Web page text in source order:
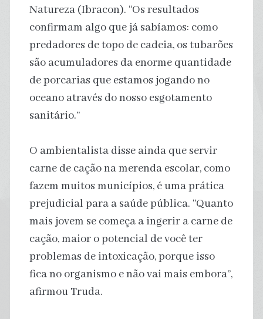
Natureza (Ibracon). “Os resultados
confirmam algo que já sabíamos: como
predadores de topo de cadeia, os tubarões
são acumuladores da enorme quantidade
de porcarias que estamos jogando no
oceano através do nosso esgotamento
sanitário.”
O ambientalista disse ainda que servir
carne de cação na merenda escolar, como
fazem muitos municípios, é uma prática
prejudicial para a saúde pública. “Quanto
mais jovem se começa a ingerir a carne de
cação, maior o potencial de você ter
problemas de intoxicação, porque isso
fica no organismo e não vai mais embora”,
afirmou Truda.